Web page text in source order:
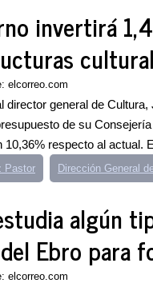
invertirá
elcorreo.com
director general de
de su
10,36% respecto al actual.
Pastor Dirección General
algún
Ebro para
elcorreo.com